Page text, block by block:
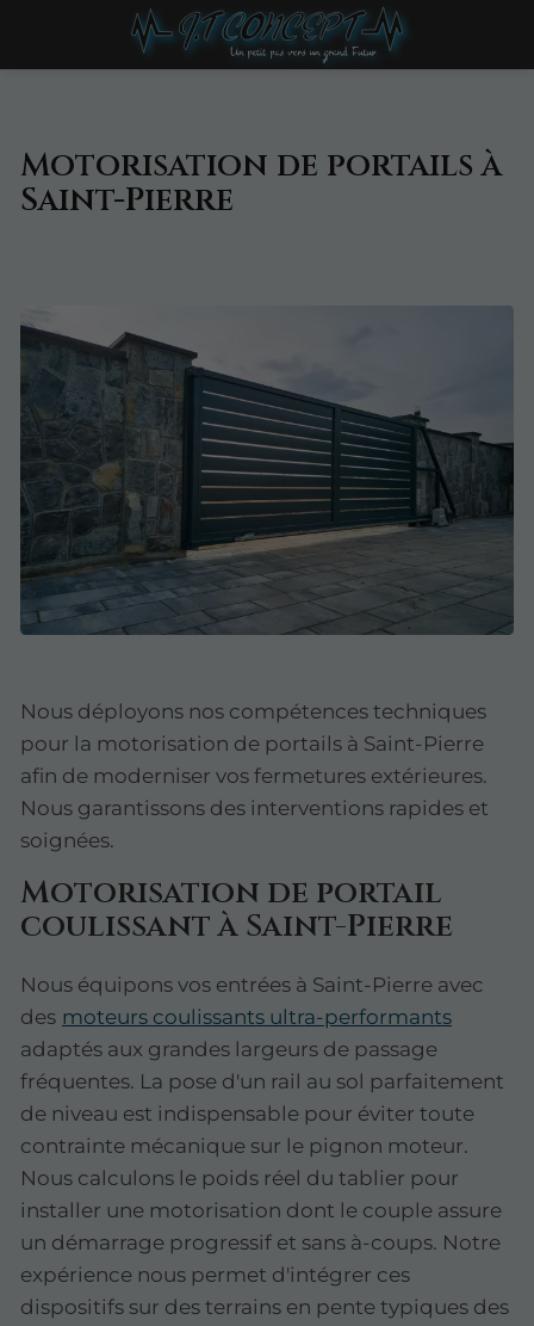
Motorisation de portails à
Saint-Pierre
Nous déployons nos compétences techniques
pour la motorisation de portails à Saint-Pierre
afin de moderniser vos fermetures extérieures.
Nous garantissons des interventions rapides et
soignées.
Motorisation de portail
coulissant à Saint-Pierre
Nous équipons vos entrées à Saint-Pierre avec
des moteurs coulissants ultra-performants
adaptés aux grandes largeurs de passage
fréquentes. La pose d'un rail au sol parfaitement
de niveau est indispensable pour éviter toute
contrainte mécanique sur le pignon moteur.
Nous calculons le poids réel du tablier pour
installer une motorisation dont le couple assure
un démarrage progressif et sans à-coups. Notre
expérience nous permet d'intégrer ces
dispositifs sur des terrains en pente typiques des